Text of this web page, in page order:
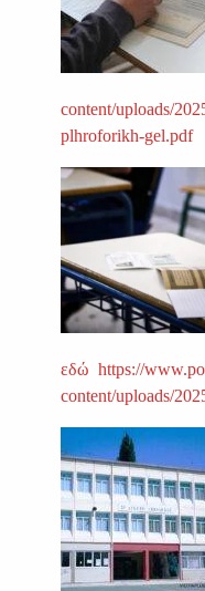
content/uploads/
plhroforikh-gel.pdf
εδώ https://
content/uploads/